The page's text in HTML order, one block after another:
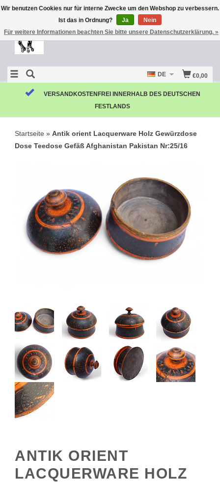
€0,00
DE
VERSANDKOSTENFREI INNERHALB DES DEUTSCHEN
FESTLANDS
Startseite » Antik orient Lacquerware Holz Gewürzdose
Dose Teedose Gefäß Afghanistan Pakistan Nr:25/16
ANTIK ORIENT
LACQUERWARE HOLZ
Wir benutzen Cookies nur für interne Zwecke um den Webshop zu verbessern.
Ist das in Ordnung?
Ja
Nein
Für weitere Informationen beachten Sie bitte unsere Datenschutzerklärung. »